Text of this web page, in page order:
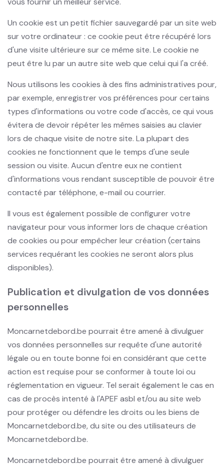
Un cookie est un petit fichier sauvegardé par un site web
sur votre ordinateur : ce cookie peut être récupéré lors
d'une visite ultérieure sur ce même site. Le cookie ne
peut être lu par un autre site web que celui qui l'a créé.
Nous utilisons les cookies à des fins administratives pour,
par exemple, enregistrer vos préférences pour certains
types d'informations ou votre code d'accès, ce qui vous
évitera de devoir répéter les mêmes saisies au clavier
lors de chaque visite de notre site. La plupart des
cookies ne fonctionnent que le temps d'une seule
session ou visite. Aucun d'entre eux ne contient
d'informations vous rendant susceptible de pouvoir être
contacté par téléphone, e-mail ou courrier.
Il vous est également possible de configurer votre
navigateur pour vous informer lors de chaque création
de cookies ou pour empêcher leur création (certains
services requérant les cookies ne seront alors plus
disponibles).
Publication et divulgation de vos données
personnelles
Moncarnetdebord.be pourrait être amené à divulguer
vos données personnelles sur requête d'une autorité
légale ou en toute bonne foi en considérant que cette
action est requise pour se conformer à toute loi ou
réglementation en vigueur. Tel serait également le cas en
cas de procès intenté à l'APEF asbl et/ou au site web
pour protéger ou défendre les droits ou les biens de
Moncarnetdebord.be, du site ou des utilisateurs de
Moncarnetdebord.be.
Moncarnetdebord.be pourrait être amené à divulguer